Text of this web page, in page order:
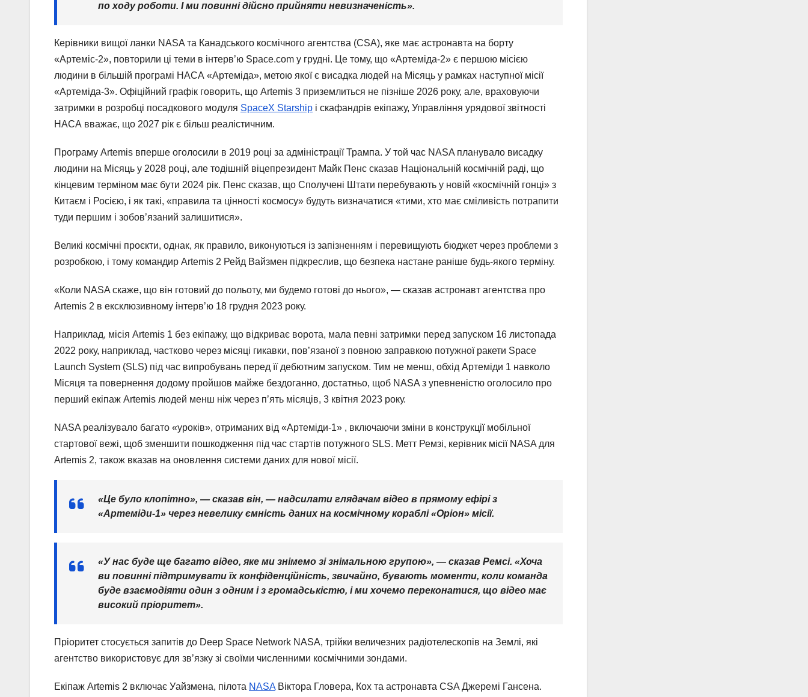
по ходу роботи. І ми повинні дійсно прийняти невизначеність».
Керівники вищої ланки NASA та Канадського космічного агентства (CSA), яке має астронавта на борту
«Артеміс-2», повторили ці теми в інтерв’ю Space.com у грудні. Це тому, що «Артеміда-2» є першою місією
людини в більшій програмі НАСА «Артеміда», метою якої є висадка людей на Місяць у рамках наступної місії
«Артеміда-3». Офіційний графік говорить, що Artemis 3 приземлиться не пізніше 2026 року, але, враховуючи
затримки в розробці посадкового модуля SpaceX Starship і скафандрів екіпажу, Управління урядової звітності
НАСА вважає, що 2027 рік є більш реалістичним.
Програму Artemis вперше оголосили в 2019 році за адміністрації Трампа. У той час NASA планувало висадку
людини на Місяць у 2028 році, але тодішній віцепрезидент Майк Пенс сказав Національній космічній раді, що
кінцевим терміном має бути 2024 рік. Пенс сказав, що Сполучені Штати перебувають у новій «космічній гонці» з
Китаєм і Росією, і як такі, «правила та цінності космосу» будуть визначатися «тими, хто має сміливість потрапити
туди першим і зобов’язаний залишитися».
Великі космічні проєкти, однак, як правило, виконуються із запізненням і перевищують бюджет через проблеми з
розробкою, і тому командир Artemis 2 Рейд Вайзмен підкреслив, що безпека настане раніше будь-якого терміну.
«Коли NASA скаже, що він готовий до польоту, ми будемо готові до нього», — сказав астронавт агентства про
Artemis 2 в ексклюзивному інтерв’ю 18 грудня 2023 року.
Наприклад, місія Artemis 1 без екіпажу, що відкриває ворота, мала певні затримки перед запуском 16 листопада
2022 року, наприклад, частково через місяці гикавки, пов’язаної з повною заправкою потужної ракети Space
Launch System (SLS) під час випробувань перед її дебютним запуском. Тим не менш, обхід Артеміди 1 навколо
Місяця та повернення додому пройшов майже бездоганно, достатньо, щоб NASA з упевненістю оголосило про
перший екіпаж Artemis людей менш ніж через п’ять місяців, 3 квітня 2023 року.
NASA реалізувало багато «уроків», отриманих від «Артеміди-1» , включаючи зміни в конструкції мобільної
стартової вежі, щоб зменшити пошкодження під час стартів потужного SLS. Метт Ремзі, керівник місії NASA для
Artemis 2, також вказав на оновлення системи даних для нової місії.
«Це було клопітно», — сказав він, — надсилати глядачам відео в прямому ефірі з
«Артеміди-1» через невелику ємність даних на космічному кораблі «Оріон» місії.
«У нас буде ще багато відео, яке ми знімемо зі знімальною групою», — сказав Ремсі. «Хоча
ви повинні підтримувати їх конфіденційність, звичайно, бувають моменти, коли команда
буде взаємодіяти один з одним і з громадськістю, і ми хочемо переконатися, що відео має
високий пріоритет».
Пріоритет стосується запитів до Deep Space Network NASA, трійки величезних радіотелескопів на Землі, які
агентство використовує для зв’язку зі своїми численними космічними зондами.
Екіпаж Artemis 2 включає Уайзмена, пілота NASAВіктора Гловера, Кох та астронавта CSA Джеремі Гансена.